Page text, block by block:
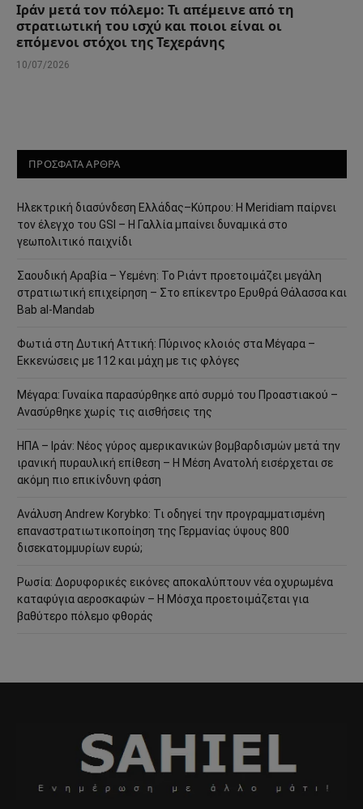
Ιράν μετά τον πόλεμο: Τι απέμεινε από τη
στρατιωτική του ισχύ και ποιοι είναι οι
επόμενοι στόχοι της Τεχεράνης
10/07/2026
ΠΡΟΣΦΑΤΑ ΑΡΘΡΑ
Ηλεκτρική διασύνδεση Ελλάδας–Κύπρου: Η Meridiam παίρνει
τον έλεγχο του GSI – Η Γαλλία μπαίνει δυναμικά στο
γεωπολιτικό παιχνίδι
Σαουδική Αραβία – Υεμένη: Το Ριάντ προετοιμάζει μεγάλη
στρατιωτική επιχείρηση – Στο επίκεντρο Ερυθρά Θάλασσα και
Bab al-Mandab
Φωτιά στη Δυτική Αττική: Πύρινος κλοιός στα Μέγαρα –
Εκκενώσεις με 112 και μάχη με τις φλόγες
Μέγαρα: Γυναίκα παρασύρθηκε από συρμό του Προαστιακού –
Ανασύρθηκε χωρίς τις αισθήσεις της
ΗΠΑ – Ιράν: Νέος γύρος αμερικανικών βομβαρδισμών μετά την
ιρανική πυραυλική επίθεση – Η Μέση Ανατολή εισέρχεται σε
ακόμη πιο επικίνδυνη φάση
Ανάλυση Andrew Korybko: Τι οδηγεί την προγραμματισμένη
επαναστρατιωτικοποίηση της Γερμανίας ύψους 800
δισεκατομμυρίων ευρώ;
Ρωσία: Δορυφορικές εικόνες αποκαλύπτουν νέα οχυρωμένα
καταφύγια αεροσκαφών – Η Μόσχα προετοιμάζεται για
βαθύτερο πόλεμο φθοράς